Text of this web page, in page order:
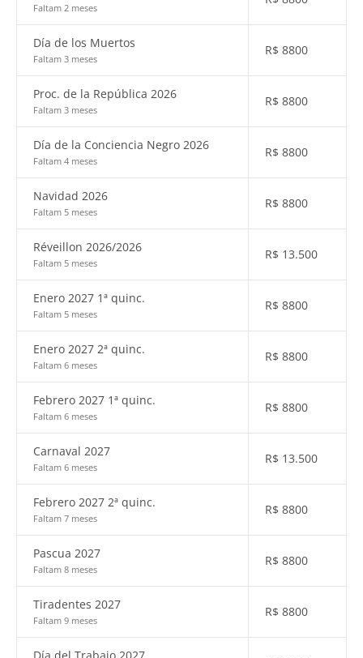
Faltam 2 meses
Día de los Muertos
Faltam 3 meses
R$ 8800
Proc. de la República 2026
Faltam 3 meses
R$ 8800
Día de la Conciencia Negro 2026
Faltam 4 meses
R$ 8800
Navidad 2026
Faltam 5 meses
R$ 8800
Réveillon 2026/2026
Faltam 5 meses
R$ 13.500
Enero 2027 1ª quinc.
Faltam 5 meses
R$ 8800
Enero 2027 2ª quinc.
Faltam 6 meses
R$ 8800
Febrero 2027 1ª quinc.
Faltam 6 meses
R$ 8800
Carnaval 2027
Faltam 6 meses
R$ 13.500
Febrero 2027 2ª quinc.
Faltam 7 meses
R$ 8800
Pascua 2027
Faltam 8 meses
R$ 8800
Tiradentes 2027
Faltam 9 meses
R$ 8800